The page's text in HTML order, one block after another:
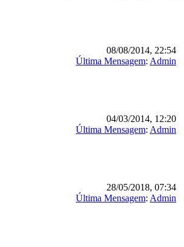
08/08/2014, 22:54
Última Mensagem: Admin
04/03/2014, 12:20
Última Mensagem: Admin
28/05/2018, 07:34
Última Mensagem: Admin